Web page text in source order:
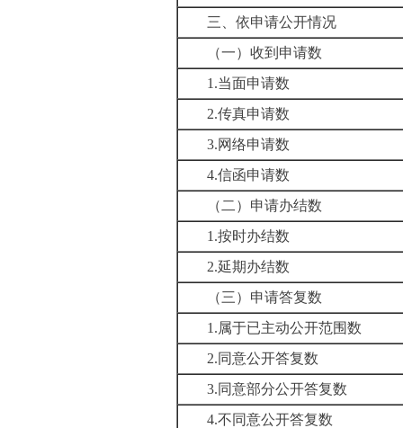
三、依申请公开情况
（一）收到申请数
1.当面申请数
2.传真申请数
3.网络申请数
4.信函申请数
（二）申请办结数
1.按时办结数
2.延期办结数
（三）申请答复数
1.属于已主动公开范围数
2.同意公开答复数
3.同意部分公开答复数
4.不同意公开答复数